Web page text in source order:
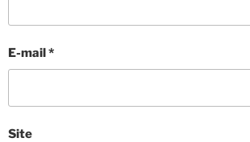
E-mail*
Site